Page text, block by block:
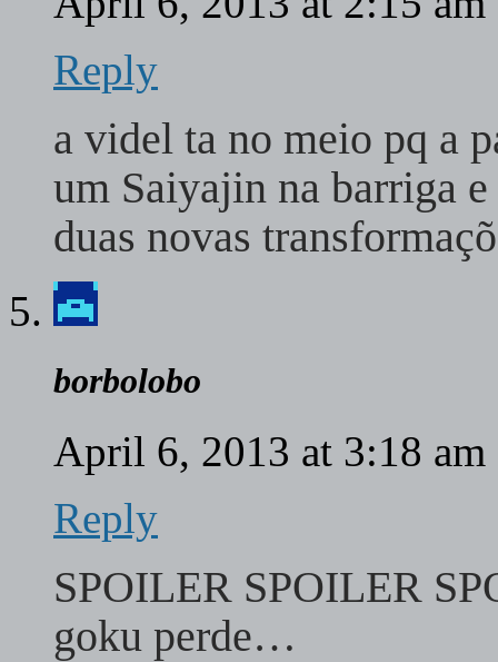
Reply
a videl ta no meio pq a
um Saiyajin na barriga e
duas novas
borbolobo
April 6, 2013 at 3:18 am
Reply
SPOILER SPOILER
goku perde…